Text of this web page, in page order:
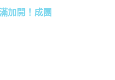
加開！成團